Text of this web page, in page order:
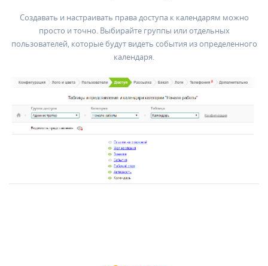
Создавать и настраивать права доступа к календарям можно
просто и точно. Выбирайте группы или отдельных
пользователей, которые будут видеть события из определенного
календаря.